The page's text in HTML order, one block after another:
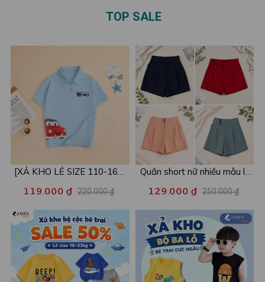
[XẢ KHO LẺ SIZE 110-160]
mẫu - Áo trẻ em từ 15-42kg
- Loza Kids XPL001
119.000 ₫ 220.000 ₫
Quần short nữ nhiều mẫu lẻ
còn 99k/c - Loza XA016
129.000 ₫ 250.000 ₫
TOP SALE